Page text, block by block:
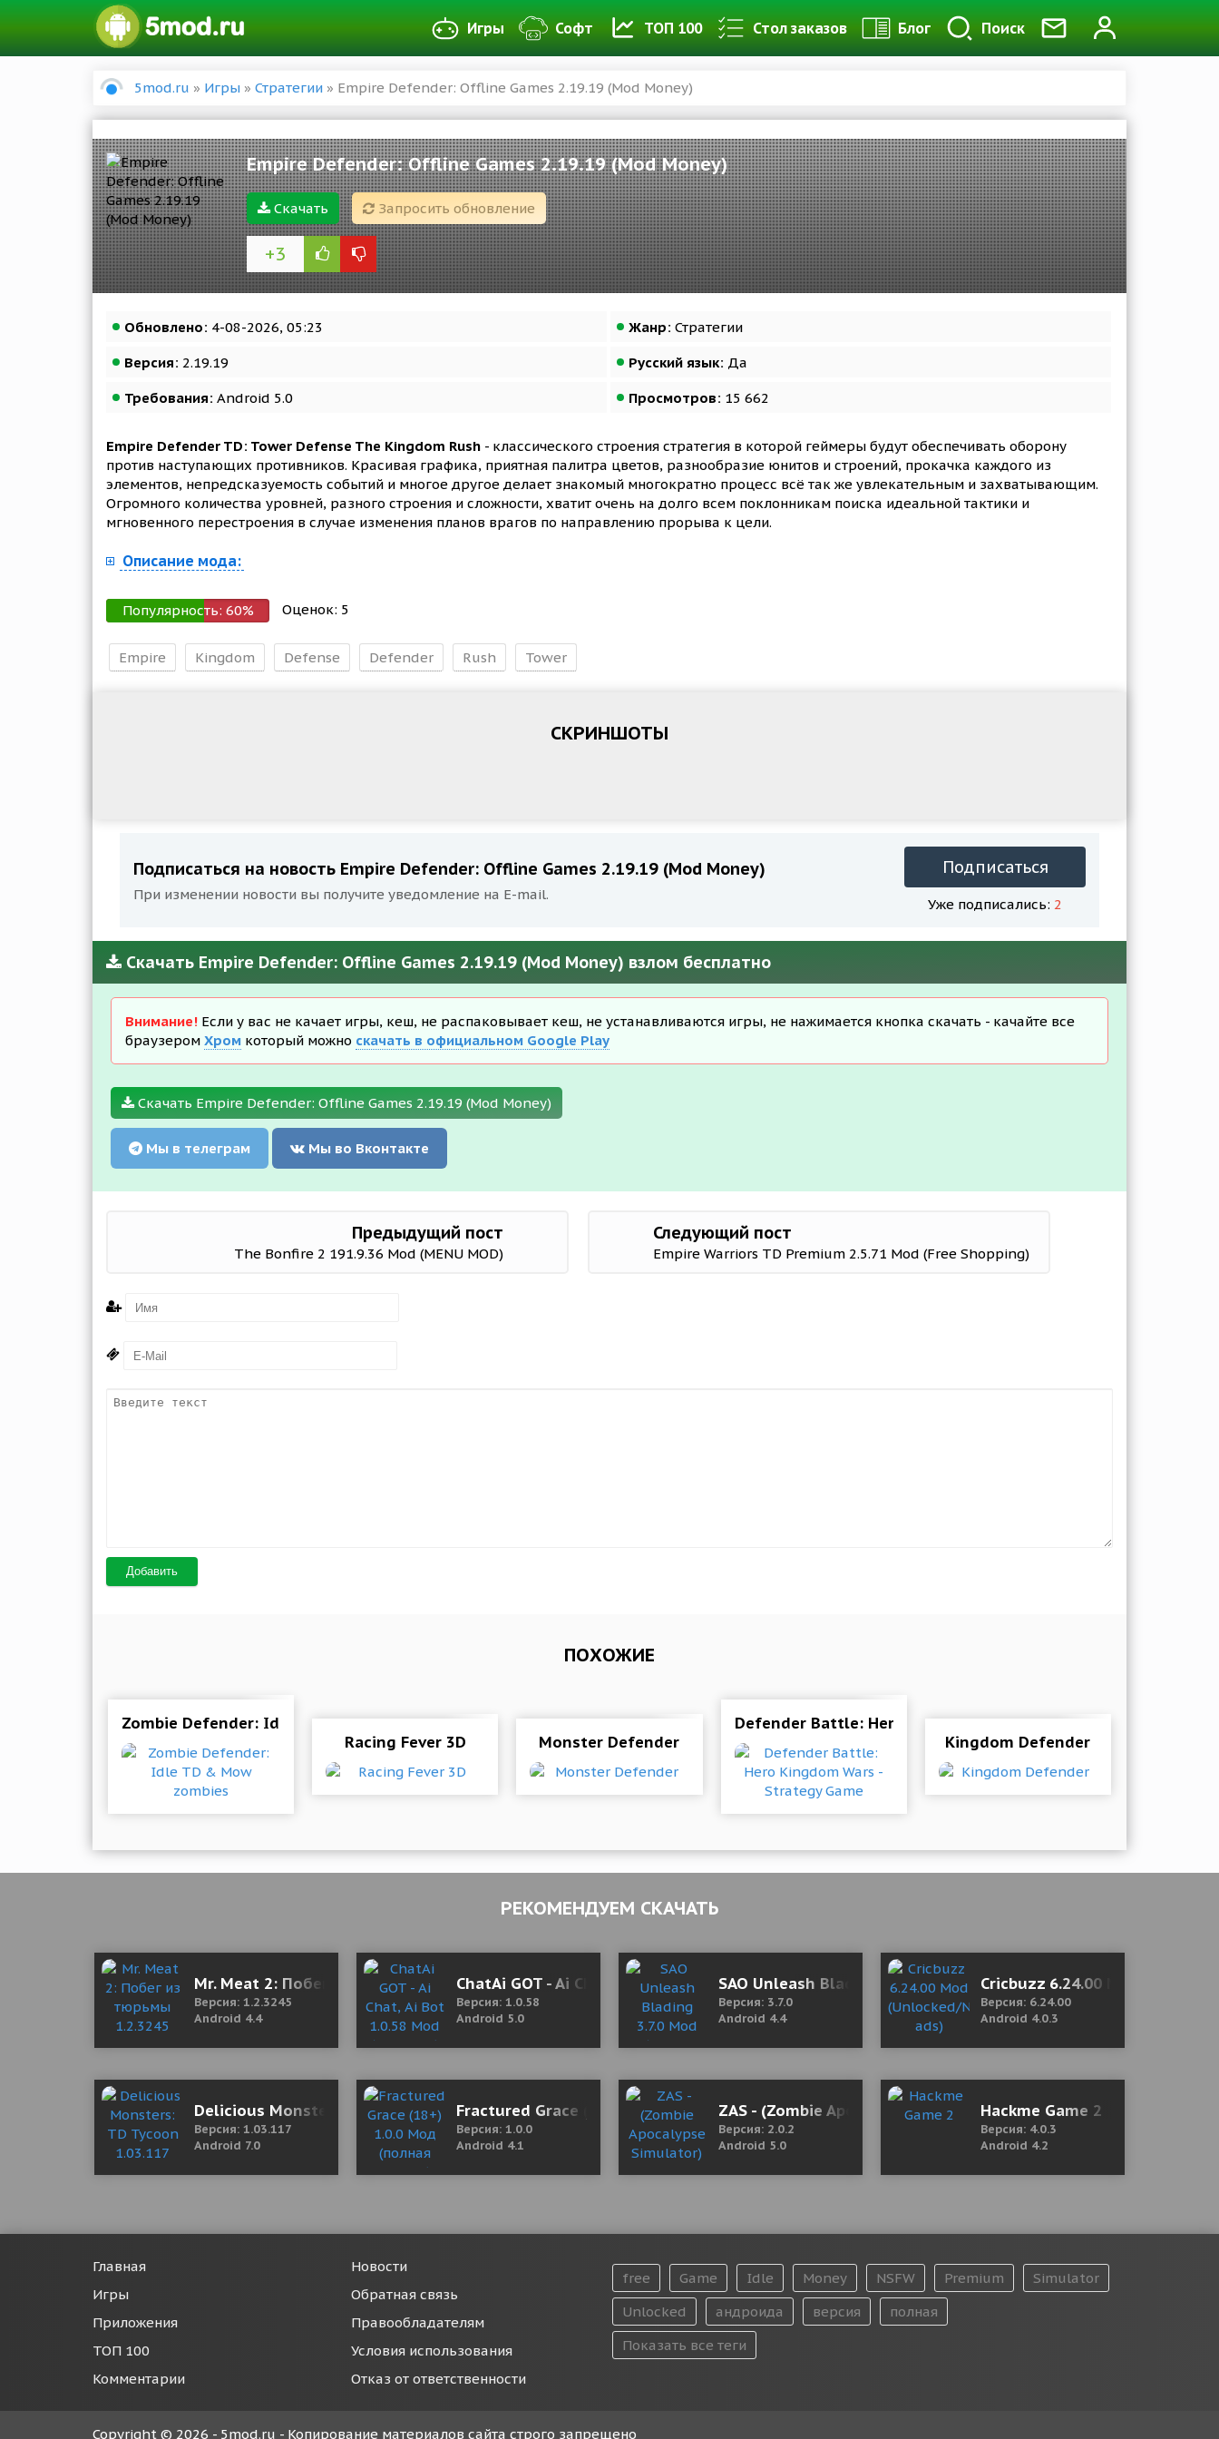
Игры Софт ТОП 100 Стол заказов Блог Поиск
5mod.ru » Игры » Стратегии » Empire Defender: Offline Games 2.19.19 (Mod Money)
Empire Defender: Offline Games 2.19.19 (Mod Money)
Скачать Запросить обновление
+3
Обновлено: 4-08-2026, 05:23 Жанр: Стратегии
Версия: 2.19.19 Русский язык: Да
Требования: Android 5.0 Просмотров: 15 662
Empire Defender TD: Tower Defense The Kingdom Rush - классического строения стратегия в которой геймеры будут обеспечивать оборону
против наступающих противников. Красивая графика, приятная палитра цветов, разнообразие юнитов и строений, прокачка каждого из
элементов, непредсказуемость событий и многое другое делает знакомый многократно процесс всё так же увлекательным и захватывающим.
Огромного количества уровней, разного строения и сложности, хватит очень на долго всем поклонникам поиска идеальной тактики и
мгновенного перестроения в случае изменения планов врагов по направлению прорыва к цели.
Описание мода:
Популярность: 60% Оценок: 5
Empire Kingdom Defense Defender Rush Tower
СКРИНШОТЫ
Подписаться на новость Empire Defender: Offline Games 2.19.19 (Mod Money)
При изменении новости вы получите уведомление на E-mail.
Подписаться
Уже подписались: 2
Скачать Empire Defender: Offline Games 2.19.19 (Mod Money) взлом бесплатно
Внимание! Если у вас не качает игры, кеш, не распаковывает кеш, не устанавливаются игры, не нажимается кнопка скачать - качайте все
браузером Хром который можно скачать в официальном Google Play
Скачать Empire Defender: Offline Games 2.19.19 (Mod Money)
Мы в телеграм Мы во Вконтакте
Предыдущий пост
The Bonfire 2 191.9.36 Mod (MENU MOD)
Следующий пост
Empire Warriors TD Premium 2.5.71 Mod (Free Shopping)
Добавить
ПОХОЖИЕ
Zombie Defender: Idle TD & Mow zombies
Racing Fever 3D
Monster Defender
Defender Battle: Hero Kingdom Wars - Strategy Game
Kingdom Defender
РЕКОМЕНДУЕМ СКАЧАТЬ
Mr. Meat 2: Побег из тюрьмы 1.2.3245 Mod (Menu/No ads)
Версия: 1.2.3245
Android 4.4
ChatAi GOT - Ai Chat, Ai Bot 1.0.58 Mod (Premium)
Версия: 1.0.58
Android 5.0
SAO Unleash Blading 3.7.0 Mod (MENU MOD/DMG MULTIPLE/GOD
Версия: 3.7.0
Android 4.4
Cricbuzz 6.24.00 Mod
Версия: 6.24.00
Android 4.0.3
Delicious Monsters: TD Tycoon 1.03.117 Mod (Damage/Exp Multiplier)
Версия: 1.03.117
Android 7.0
Fractured Grace (18+) 1.0.0 Мод (полная версия)
Версия: 1.0.0
Android 4.1
ZAS - (Zombie Apocalypse Simulator)
Версия: 2.0.2
Android 5.0
Hackme Game 2
Версия: 4.0.3
Android 4.2
Главная
Игры
Приложения
ТОП 100
Комментарии
Новости
Обратная связь
Правообладателям
Условия использования
Отказ от ответственности
free Game Idle Money NSFW Premium
Simulator
Unlocked
андроида версия
полная
Показать все теги
Copyright © 2026 - 5mod.ru - Копирование материалов сайта строго запрещено